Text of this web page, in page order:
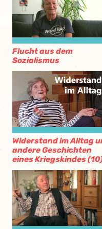
Flucht aus dem
Sozialismus
Widerstand im Alltag
andere Geschichten
eines Kriegskindes